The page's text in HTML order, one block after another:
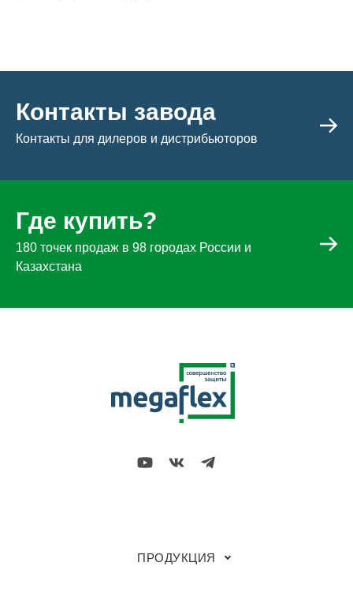
Контакты завода
Контакты для дилеров и дистрибьюторов
Где купить?
180 точек продаж в 98 городах России и
Казахстана
ПРОДУКЦИЯ